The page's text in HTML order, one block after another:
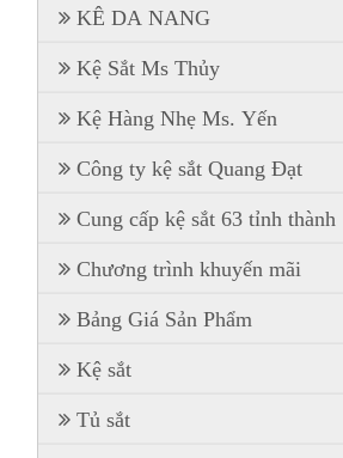
KÊ DA NANG
Kệ Sắt Ms Thủy
Kệ Hàng Nhẹ Ms. Yến
Công ty kệ sắt Quang Đạt
Cung cấp kệ sắt 63 tỉnh thành
Chương trình khuyến mãi
Bảng Giá Sản Phẩm
Kệ sắt
Tủ sắt